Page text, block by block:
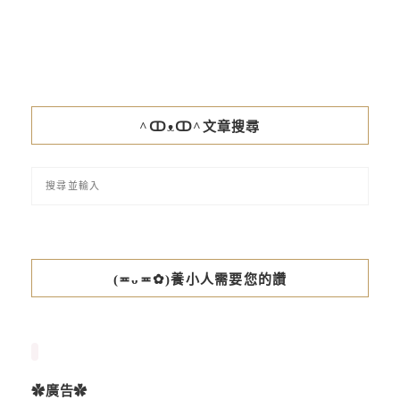
^ↀᴥↀ^文章搜尋
(≖ᴗ≖✿)養小人需要您的讚
✿廣告✿